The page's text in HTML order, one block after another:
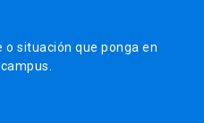
situación que ponga en